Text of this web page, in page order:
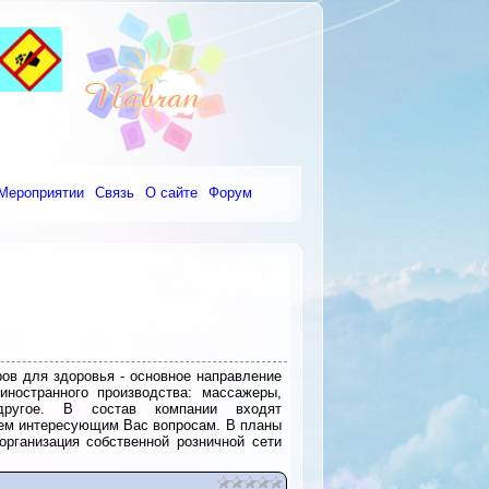
Связь О сайте Форум
для здоровья - основное направление
производства: массажеры,
В состав компании входят
интересующим Вас вопросам. В планы
собственной розничной сети